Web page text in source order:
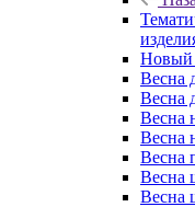
Новый
Весна
Весна
Весна
Весна
Весна
Весна
Весна